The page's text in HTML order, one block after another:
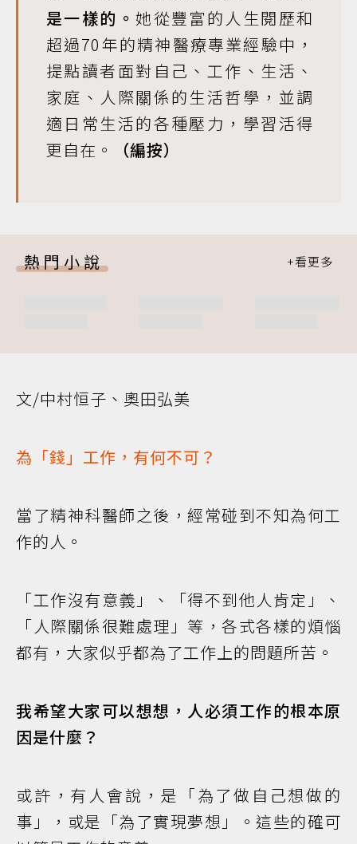
是一樣的。她從豐富的人生閱歷和
超過70年的精神醫療專業經驗中，
提點讀者面對自己、工作、生活、
家庭、人際關係的生活哲學，並調
適日常生活的各種壓力，學習活得
更自在。
（編按）
熱門小說
文/中村恒子、奧田弘美
為「錢」工作，有何不可？
當了精神科醫師之後，經常碰到不知為何工
作的人。
「工作沒有意義」、「得不到他人肯定」、
「人際關係很難處理」等，各式各樣的煩惱
都有，大家似乎都為了工作上的問題所苦。
我希望大家可以想想，人必須工作的根本原
因是什麼？
或許，有人會說，是「為了做自己想做的
事」，或是「為了實現夢想」。這些的確可